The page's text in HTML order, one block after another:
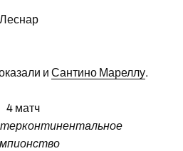
и Сантино Мареллу.
4 матч